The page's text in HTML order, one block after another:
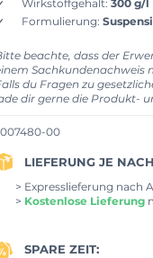
Wirkstoffgehalt: 300 g/l
Formulierung:
beachte, dass der
Sachkundenachweis
du Fragen zu
dir gerne die Produkt-
00
LIEFERUNG JE
> Expresslieferung nach
> Kostenlose Lieferung
SPARE ZEIT: